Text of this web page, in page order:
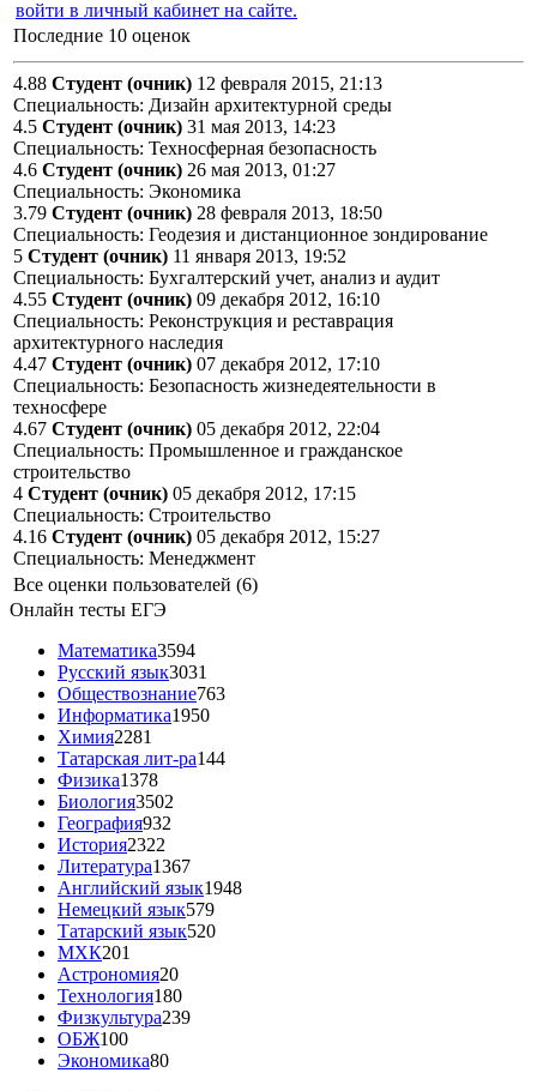
войти в личный кабинет на сайте.
Последние 10 оценок
4.88 Студент (очник) 12 февраля 2015, 21:13
Специальность: Дизайн архитектурной среды
4.5 Студент (очник) 31 мая 2013, 14:23
Специальность: Техносферная безопасность
4.6 Студент (очник) 26 мая 2013, 01:27
Специальность: Экономика
3.79 Студент (очник) 28 февраля 2013, 18:50
Специальность: Геодезия и дистанционное зондирование
5 Студент (очник) 11 января 2013, 19:52
Специальность: Бухгалтерский учет, анализ и аудит
4.55 Студент (очник) 09 декабря 2012, 16:10
Специальность: Реконструкция и реставрация
архитектурного наследия
4.47 Студент (очник) 07 декабря 2012, 17:10
Специальность: Безопасность жизнедеятельности в
техносфере
4.67 Студент (очник) 05 декабря 2012, 22:04
Специальность: Промышленное и гражданское
строительство
4 Студент (очник) 05 декабря 2012, 17:15
Специальность: Строительство
4.16 Студент (очник) 05 декабря 2012, 15:27
Специальность: Менеджмент
Все оценки пользователей (6)
Онлайн тесты ЕГЭ
Математика3594
Русский язык3031
Обществознание763
Информатика1950
Химия2281
Татарская лит-ра144
Физика1378
Биология3502
География932
История2322
Литература1367
Английский язык1948
Немецкий язык579
Татарский язык520
МХК201
Астрономия20
Технология180
Физкультура239
ОБЖ100
Экономика80